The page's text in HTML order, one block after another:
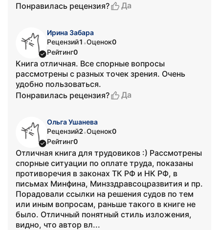
Понравилась рецензия?
Да
Ирина Забара
Рецензий1 •Оценок0
Рейтинг0
Книга отличная. Все спорные вопросы
рассмотрены с разных точек зрения. Очень
удобно пользоваться.
Понравилась рецензия?
Да
Ольга Ушанева
Рецензий2•Оценок0
Рейтинг0
Отличная книга для трудовиков :) Рассмотрены
спорные ситуации по оплате труда, показаны
противоречия в законах ТК РФ и НК РФ, в
письмах Минфина, Минзздравсоцразвития и пр.
Порадовали ссылки на решения судов по тем
или иным вопросам, раньше такого в книге не
было. Отличный понятный стиль изложения,
видно, что автор вл...